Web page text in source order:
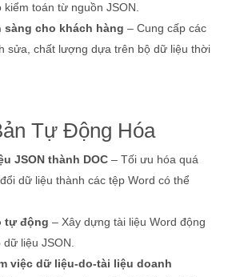
kiểm toán từ nguồn JSON.
sàng cho khách hàng – Cung cấp các
sửa, chất lượng dựa trên bộ dữ liệu thời
Tự Động Hóa
JSON thành DOC – Tối ưu hóa quá
dữ liệu thành các tệp Word có thể
tự động – Xây dựng tài liệu Word động
liệu JSON.
việc dữ liệu-do-tài liệu doanh